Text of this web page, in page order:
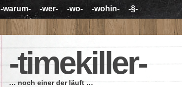
-warum- -wer- -wo- -wohin- -§-
-timekiller-
… noch einer der läuft …